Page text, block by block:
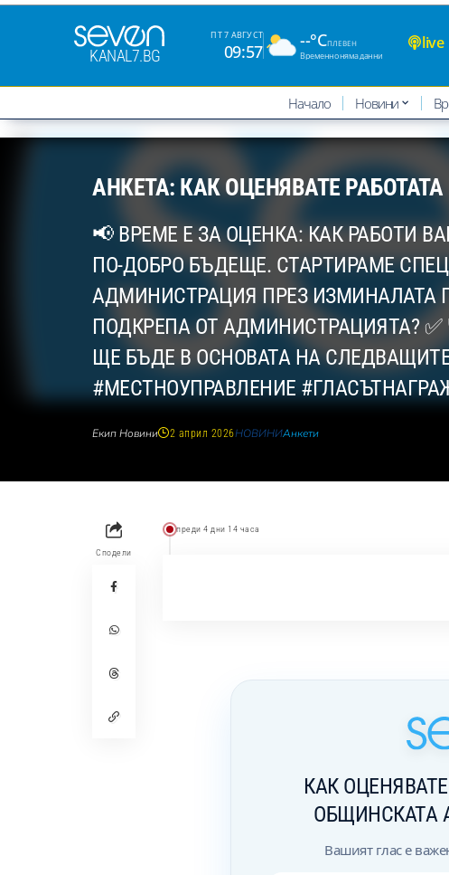
KANAL7.BG
ПТ 7 АВГУСТ
09:57
--°CПЛЕВЕН
Временно няма данни
live
Начало Новини
АНКЕТА: КАК ОЦЕНЯВАТЕ
📢 ВРЕМЕ Е ЗА ОЦЕНКА: КАК РАБОТИ
ПО-ДОБРО БЪДЕЩЕ. СТАРТИРАМЕ
АДМИНИСТРАЦИЯ ПРЕЗ ИЗМИНАЛАТА
ПОДКРЕПА ОТ АДМИНИСТРАЦИЯТА?
ЩЕ БЪДЕ В ОСНОВАТА НА
#МЕСТНОУПРАВЛЕНИЕ
Екип Новини 2 април 2026НОВИНИАнкети
Сподели
преди 4 дни 14 часа
КАК
ОБЩИНСКАТА
Вашият глас е